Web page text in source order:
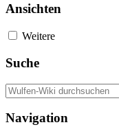
Ansichten
Weitere
Suche
Navigation